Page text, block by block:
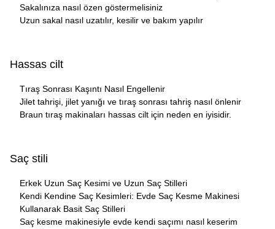
Sakalınıza nasıl özen göstermelisiniz
Uzun sakal nasıl uzatılır, kesilir ve bakım yapılır
Hassas cilt
Tıraş Sonrası Kaşıntı Nasıl Engellenir
Jilet tahrişi, jilet yanığı ve tıraş sonrası tahriş nasıl önlenir
Braun tıraş makinaları hassas cilt için neden en iyisidir.
Saç stili
Erkek Uzun Saç Kesimi ve Uzun Saç Stilleri
Kendi Kendine Saç Kesimleri: Evde Saç Kesme Makinesi
Kullanarak Basit Saç Stilleri
Saç kesme makinesiyle evde kendi saçımı nasıl keserim